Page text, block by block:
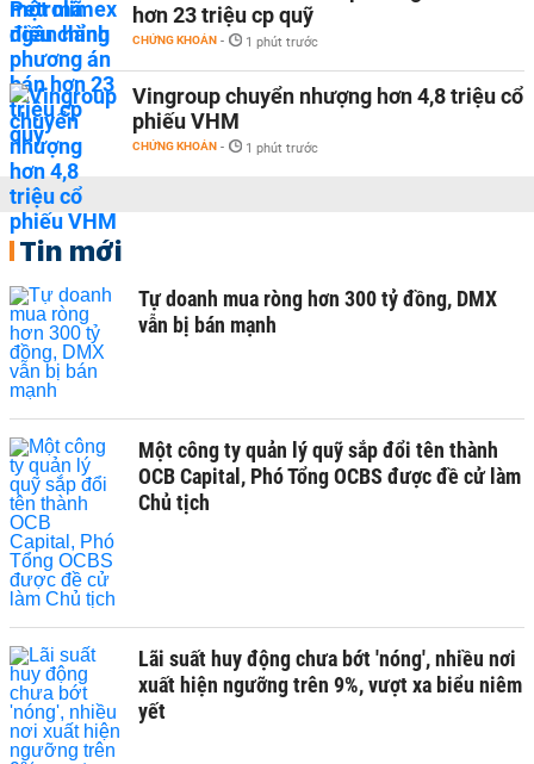
hơn 23 triệu cp quỹ
CHỨNG KHOÁN - 1 phút trước
Vingroup chuyển nhượng hơn 4,8 triệu cổ
phiếu VHM
CHỨNG KHOÁN - 1 phút trước
Tin mới
Tự doanh mua ròng hơn 300 tỷ đồng, DMX
vẫn bị bán mạnh
Một công ty quản lý quỹ sắp đổi tên thành
OCB Capital, Phó Tổng OCBS được đề cử làm
Chủ tịch
Lãi suất huy động chưa bớt 'nóng', nhiều nơi
xuất hiện ngưỡng trên 9%, vượt xa biểu niêm
yết